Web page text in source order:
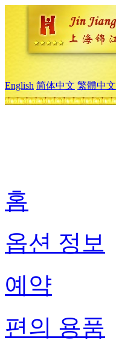
English 简体中文 繁體中文
홈
옵션 정보
예약
편의 용품